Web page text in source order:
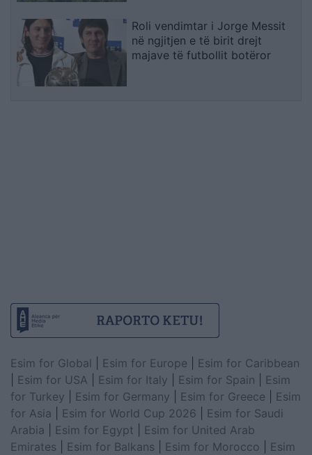
Roli vendimtar i Jorge Messit
në ngjitjen e të birit drejt
majave të futbollit botëror
Esim for Global Esim for Europe
Esim for Caribbean
Esim for USA Esim for Italy Esim for Spain
Esim
for Turkey
Esim for Germany Esim for Greece
Esim
for Asia
Esim for World Cup 2026
Esim for Saudi
Arabia
Esim for Egypt
Esim for United Arab
Emirates
Esim for Balkans Esim for Morocco
Esim